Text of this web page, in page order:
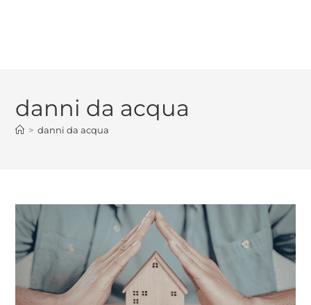
danni da acqua
> danni da acqua